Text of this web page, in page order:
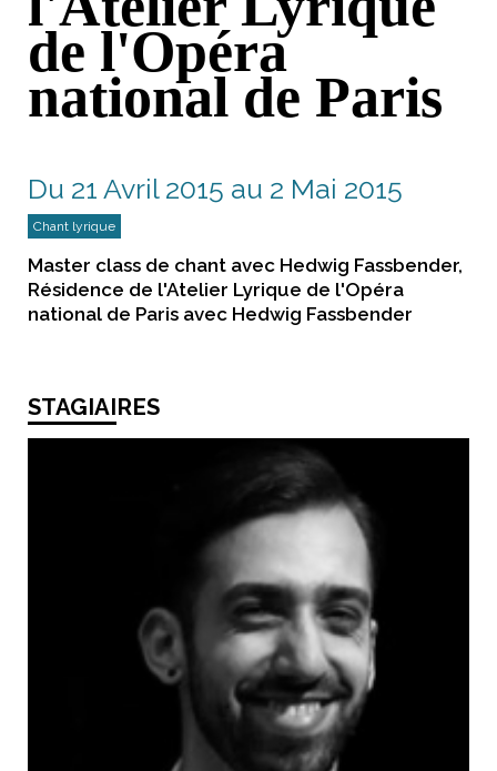
de l'Opéra
national de Paris
Du 21 Avril 2015 au 2 Mai 2015
Chant lyrique
Master class de chant avec Hedwig Fassbender,
Résidence de l'Atelier Lyrique de l'Opéra
national de Paris avec Hedwig Fassbender
STAGIAIRES